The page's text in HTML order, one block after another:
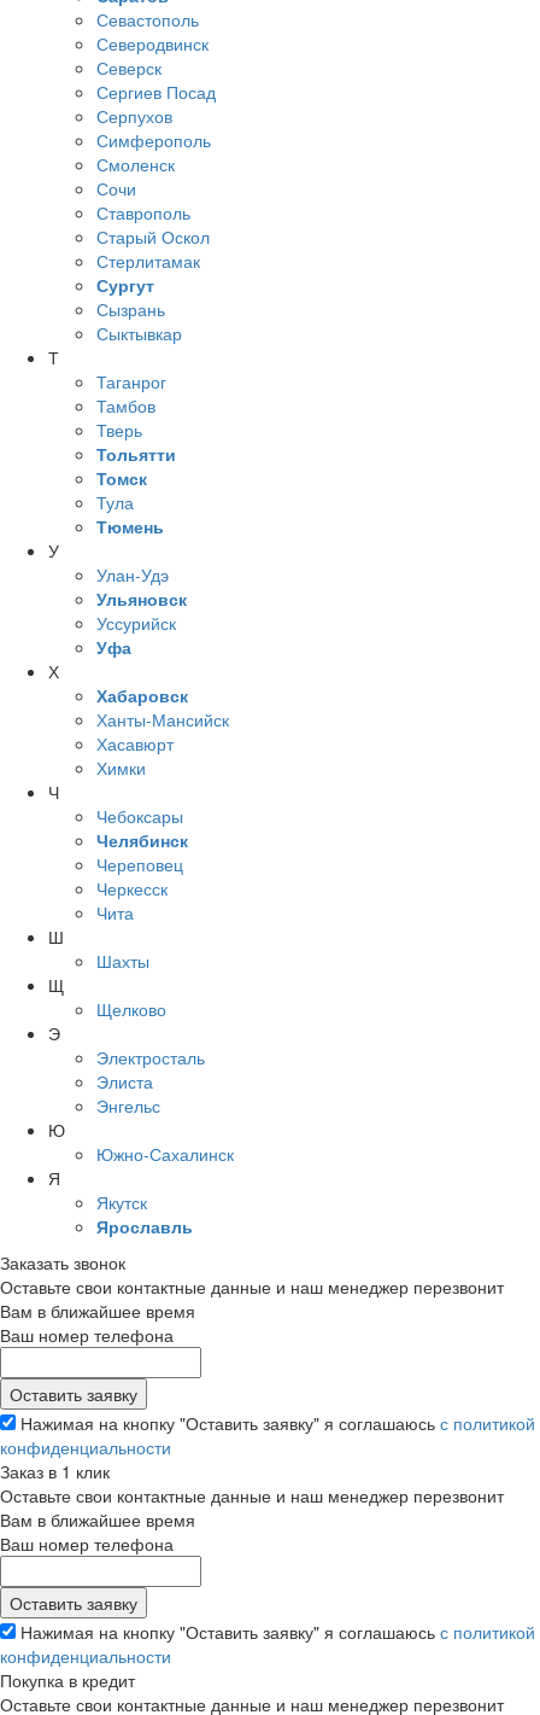
Севастополь
Северодвинск
Северск
Сергиев Посад
Серпухов
Симферополь
Смоленск
Сочи
Ставрополь
Старый Оскол
Стерлитамак
Сургут
Сызрань
Сыктывкар
Т
Таганрог
Тамбов
Тверь
Тольятти
Томск
Тула
Тюмень
У
Улан-Удэ
Ульяновск
Уссурийск
Уфа
Х
Хабаровск
Ханты-Мансийск
Хасавюрт
Химки
Ч
Чебоксары
Челябинск
Череповец
Черкесск
Чита
Ш
Шахты
Щ
Щелково
Э
Электросталь
Элиста
Энгельс
Ю
Южно-Сахалинск
Я
Якутск
Ярославль
Заказать звонок
Оставьте свои контактные данные и наш менеджер перезвонит
Вам в ближайшее время
Ваш номер телефона
Нажимая на кнопку "Оставить заявку" я соглашаюсь с политикой
конфиденциальности
Заказ в 1 клик
Оставьте свои контактные данные и наш менеджер перезвонит
Вам в ближайшее время
Ваш номер телефона
Нажимая на кнопку "Оставить заявку" я соглашаюсь с политикой
конфиденциальности
Покупка в кредит
Оставьте свои контактные данные и наш менеджер перезвонит